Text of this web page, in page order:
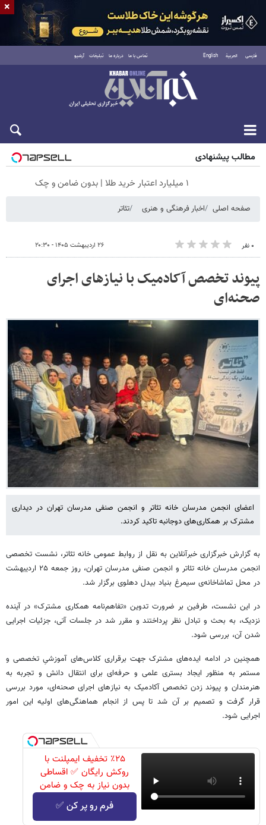
فارسی العربية English تماس با ما درباره ما تبلیغات آرشیو
جمعه ۱۶ مرداد ۱۴۰۵
مطالب پیشنهادی
۱ میلیارد اعتبار خرید طلا | بدون ضامن و چک
صفحه اصلی اخبار فرهنگی و هنری تئاتر
۰ نفر ۲۶ اردیبهشت ۱۴۰۵ - ۲۰:۳۰
پیوند تخصص آکادمیک با نیازهای اجرای
صحنه‌ای
اعضای انجمن مدرسان خانه تئاتر و انجمن صنفی مدرسان تهران در دیداری
مشترک بر همکاری‌های دوجانبه تاکید کردند.
به گزارش خبرگزاری خبرآنلاین به نقل از روابط عمومی خانه تئاتر، نشست تخصصی
انجمن مدرسان خانه تئاتر و انجمن صنفی مدرسان تهران، روز جمعه ۲۵ اردیبهشت
در محل تماشاخانه‌ی سیمرغ بنیاد بیدل دهلوی برگزار شد.
در این نشست، طرفین بر ضرورت تدوین «تفاهم‌نامه همکاری مشترک» در آینده
نزدیک، به بحث و تبادل نظر پرداختند و مقرر شد در جلسات آتی، جزئیات اجرایی
شدن آن، بررسی شود.
همچنین در ادامه ایده‌های مشترک جهت برقراری کلاس‌های آموزشیِ تخصصی و
مستمر به منظور ایجاد بستری علمی و حرفه‌ای برای انتقال دانش و تجربه به
هنرمندان و پیوند زدن تخصص آکادمیک به نیازهای اجرای صحنه‌ای، مورد بررسی
قرار گرفت و تصمیم بر آن شد تا پس از انجام هماهنگی‌های اولیه این امور
اجرایی شود.
٪۲۵ تخفیف ایمپلنت با
روکش رایگان ✅ اقساطی
بدون نیاز به چک و ضامن
فرم رو پر کن ✅
×